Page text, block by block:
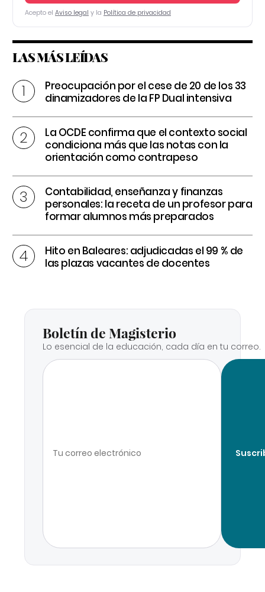
Acepto el Aviso legal y la Política de privacidad
LAS MÁS LEÍDAS
Preocupación por el cese de 20 de los 33
dinamizadores de la FP Dual intensiva
La OCDE confirma que el contexto social
condiciona más que las notas con la
orientación como contrapeso
Contabilidad, enseñanza y finanzas
personales: la receta de un profesor para
formar alumnos más preparados
Hito en Baleares: adjudicadas el 99 % de
las plazas vacantes de docentes
Boletín de Magisterio
Lo esencial de la educación, cada día en tu correo.